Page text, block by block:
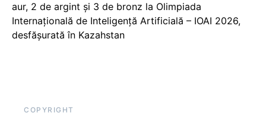
aur, 2 de argint și 3 de bronz la Olimpiada
Internațională de Inteligență Artificială – IOAI 2026,
desfășurată în Kazahstan
COPYRIGHT